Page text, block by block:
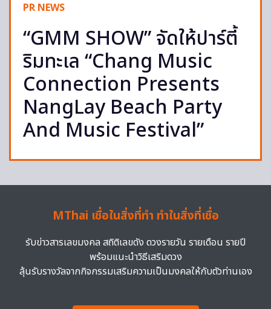
PR NEWS
“GMM SHOW” จัดให้ปาร์ตี้
ริมทะเล “Chang Music
Connection Presents
NangLay Beach Party
And Music Festival”
MThai เชื่อในสิ่งที่ทำ ทำในสิ่งที่เชื่อ
รับข่าวสารเลขมงคล สถิติเลขดัง ดวงรายวัน รายเดือน รายปี
พร้อมแนะนำวิธีเสริมดวง
ลุ้นรับรางวัลจากกิจกรรมเสริมความเป็นมงคลให้กับตัวท่านเอง